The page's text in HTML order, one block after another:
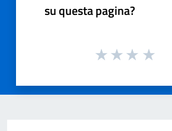
su questa pagina?